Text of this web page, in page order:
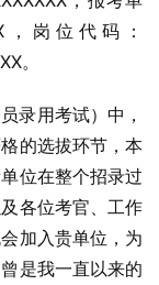
，岗位代码：
。
录用考试）中，
的选拔环节，本
位在整个招录过
各位考官、工作
加入贵单位，为
是我一直以来的